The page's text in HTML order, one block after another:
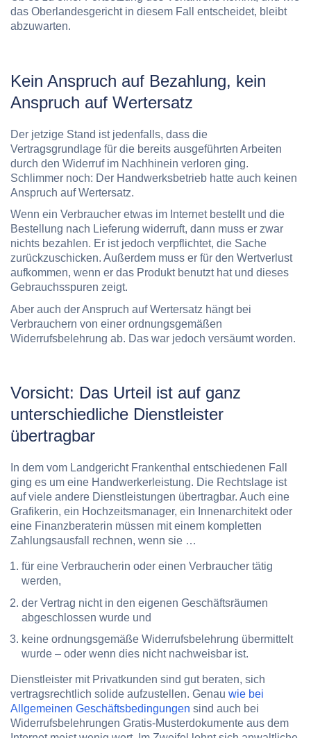
das Oberlandesgericht in diesem Fall entscheidet, bleibt
abzuwarten.
Kein Anspruch auf Bezahlung, kein
Anspruch auf Wertersatz
Der jetzige Stand ist jedenfalls, dass die
Vertragsgrundlage für die bereits ausgeführten Arbeiten
durch den Widerruf im Nachhinein verloren ging.
Schlimmer noch: Der Handwerksbetrieb hatte auch keinen
Anspruch auf Wertersatz.
Wenn ein Verbraucher etwas im Internet bestellt und die
Bestellung nach Lieferung widerruft, dann muss er zwar
nichts bezahlen. Er ist jedoch verpflichtet, die Sache
zurückzuschicken. Außerdem muss er für den Wertverlust
aufkommen, wenn er das Produkt benutzt hat und dieses
Gebrauchsspuren zeigt.
Aber auch der Anspruch auf Wertersatz hängt bei
Verbrauchern von einer ordnungsgemäßen
Widerrufsbelehrung ab. Das war jedoch versäumt worden.
Vorsicht: Das Urteil ist auf ganz
unterschiedliche Dienstleister
übertragbar
In dem vom Landgericht Frankenthal entschiedenen Fall
ging es um eine Handwerkerleistung. Die Rechtslage ist
auf viele andere Dienstleistungen übertragbar. Auch eine
Grafikerin, ein Hochzeitsmanager, ein Innenarchitekt oder
eine Finanzberaterin müssen mit einem kompletten
Zahlungsausfall rechnen, wenn sie …
für eine Verbraucherin oder einen Verbraucher tätig
werden,
der Vertrag nicht in den eigenen Geschäftsräumen
abgeschlossen wurde und
keine ordnungsgemäße Widerrufsbelehrung übermittelt
wurde – oder wenn dies nicht nachweisbar ist.
Dienstleister mit Privatkunden sind gut beraten, sich
vertragsrechtlich solide aufzustellen. Genau wie bei
Allgemeinen Geschäftsbedingungen sind auch bei
Widerrufsbelehrungen Gratis-Musterdokumente aus dem